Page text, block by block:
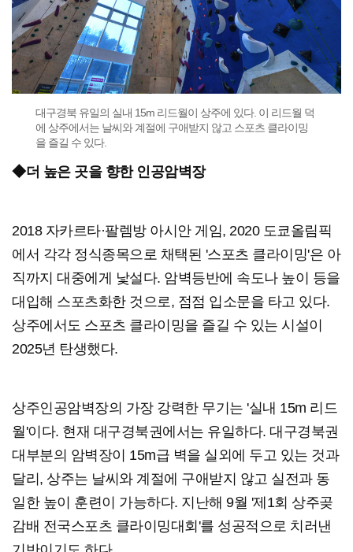
대구경북 유일의 실내 15m 리드월이 상주에 있다. 이 리드월 덕
에 상주에서는 날씨와 계절에 구애받지 않고 스포츠 클라이밍
을 즐길 수 있다.
◆더 높은 곳을 향한 인공암벽장
2018 자카르타·팔렘방 아시안 게임, 2020 도쿄올림픽
에서 각각 정식종목으로 채택된 '스포츠 클라이밍'은 아
직까지 대중에게 낯설다. 암벽등반에 속도나 높이 등을
대입해 스포츠화한 것으로, 점점 입소문을 타고 있다.
상주에서도 스포츠 클라이밍을 즐길 수 있는 시설이
2025년 탄생했다.
상주인공암벽장의 가장 강력한 무기는 '실내 15m 리드
월'이다. 현재 대구경북권에서는 유일하다. 대구경북권
대부분의 암벽장이 15m급 벽을 실외에 두고 있는 것과
달리, 상주는 날씨와 계절에 구애받지 않고 실전과 동
일한 높이 훈련이 가능하다. 지난해 9월 '제1회 상주곶
감배 전국스포츠 클라이밍대회'를 성공적으로 치러낸